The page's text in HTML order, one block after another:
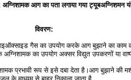
आग का पता लगाया गया ट्यूबअग्निशमन
विवरण:
गैस का उपयोग करके आग बुझाने का
का उपयोग अक्सर विद्युत उपकरणों या
प्रभावी रूप से इसे दबा देता है।आग बुझाने